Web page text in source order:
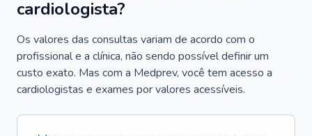
cardiologista?
Os valores das consultas variam de acordo com o
profissional e a clínica, não sendo possível definir um
custo exato. Mas com a Medprev, você tem acesso a
cardiologistas e exames por valores acessíveis.